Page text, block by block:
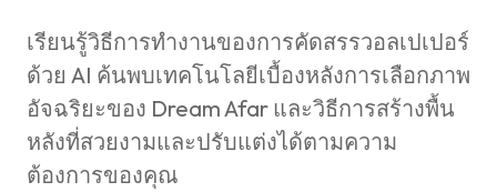
เรียนรู้วิธีการทำงานของการคัดสรรวอลเปเปอร์
ด้วย AI ค้นพบเทคโนโลยีเบื้องหลังการเลือกภาพ
อัจฉริยะของ Dream Afar และวิธีการสร้างพื้น
หลังที่สวยงามและปรับแต่งได้ตามความ
ต้องการของคุณ